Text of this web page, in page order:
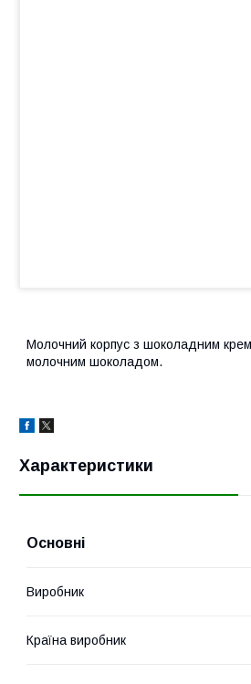
Молочний корпус з шоколадним
молочним шоколадом.
Характеристики
Основні
Виробник
Країна виробник